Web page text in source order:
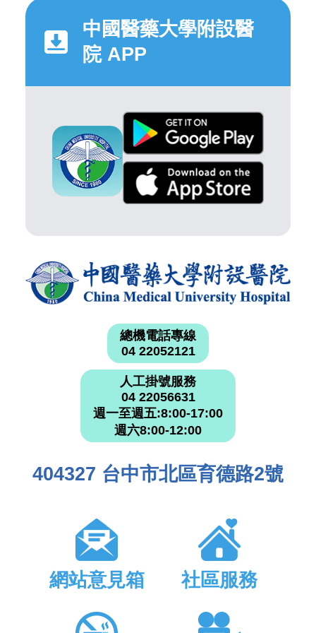
中國醫藥大學附設醫
院 APP
總機電話專線
04 22052121
人工掛號服務
04 22056631
週一至週五:8:00-17:00
週六8:00-12:00
404327 台中市北區育德路2號
網站意見箱 社區服務